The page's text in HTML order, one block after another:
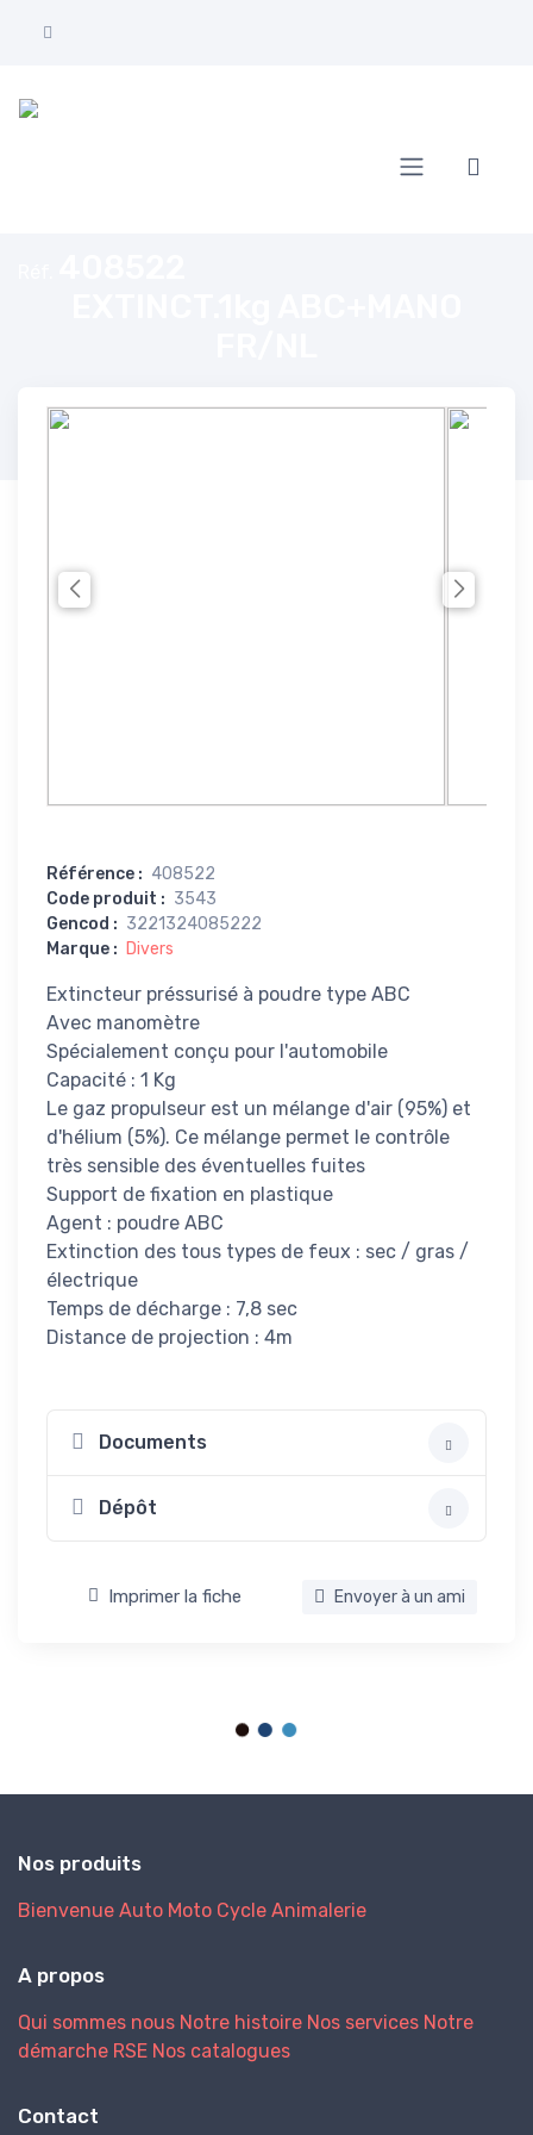
Référence : 408522
Code produit : 3543
Gencod : 3221324085222
Marque : Divers
Extincteur préssurisé à poudre type ABC
Avec manomètre
Spécialement conçu pour l'automobile
Capacité : 1 Kg
Le gaz propulseur est un mélange d'air (95%) et
d'hélium (5%). Ce mélange permet le contrôle
très sensible des éventuelles fuites
Support de fixation en plastique
Agent : poudre ABC
Extinction des tous types de feux : sec / gras /
électrique
Temps de décharge : 7,8 sec
Distance de projection : 4m
Documents
Dépôt
Imprimer la fiche Envoyer à un ami
Nos produits
Bienvenue Auto Moto Cycle Animalerie
A propos
Qui sommes nous Notre histoire Nos services Notre
démarche RSE Nos catalogues
Contact